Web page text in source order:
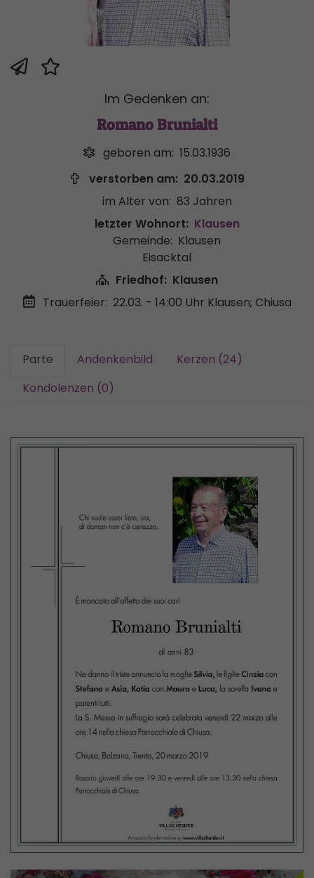
Im Gedenken an:
Romano Brunialti
geboren am: 15.03.1936
verstorben am: 20.03.2019
im Alter von: 83 Jahren
letzter Wohnort: Klausen
Gemeinde: Klausen
Eisacktal
Friedhof: Klausen
Trauerfeier: 22.03. - 14:00 Uhr Klausen; Chiusa
Parte Andenkenbild
Kerzen (24)
Kondolenzen (0)